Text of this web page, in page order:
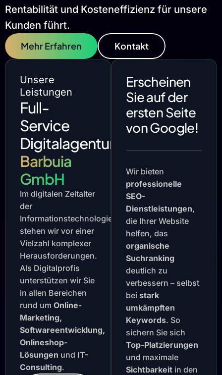
Rentabilität und Kosteneffizienz für unsere
Kunden führt.
Mehr Erfahren Kontakt
Unsere
Leistungen
Full-
Service
Digitalagentur
Barbuia
GmbH
Im digitalen Zeitalter
der
Informationstechnologie
stehen wir vor einer
Vielzahl komplexer
Herausforderungen.
Als Digitalprofis
unterstützen wir Sie
in allen Bereichen
rund um Online-
Marketing,
Softwareentwicklung,
Onlineshop-
Lösungen und IT-
Consulting.
Erscheinen
Sie auf der
ersten Seite
von Google!
Wir bieten
professionelle
SEO-
Dienstleistungen,
die Ihrer Website
helfen, das
organische
Suchranking
deutlich zu
verbessern – selbst
bei stark
umkämpften
Keywords. So
sichern Sie sich
Top-Platzierungen
und maximale
Sichtbarkeit in den